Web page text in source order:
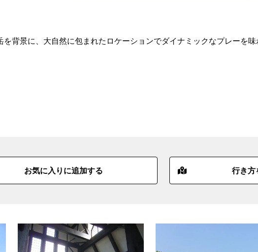
背景に、大自然に包まれたロケーションでダイナミックなプレーを味
お気に入りに追加する 行き方